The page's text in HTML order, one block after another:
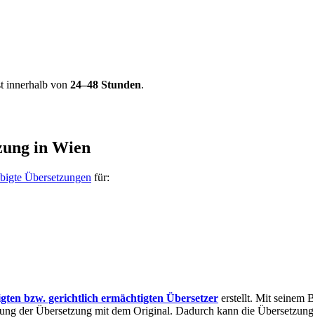
innerhalb von 24–48 Stunden.
in Wien
Übersetzungen für:
bzw. gerichtlich ermächtigten Übersetzer erstellt. Mit seinem
der Übersetzung mit dem Original. Dadurch kann die